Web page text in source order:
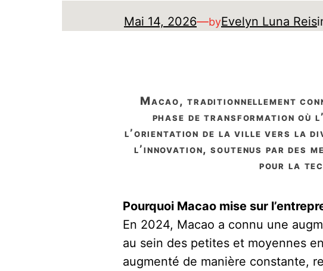
Mai 14, 2026—byEvelyn Luna Reis
macao, traditionnellement connue pour ses secteurs du jeu et du tourisme, entre dans une
phase de transformation où
l’orientation de la ville vers la
l’innovation, soutenus par des
pour la
Pourquoi Macao mise sur
En 2024, Macao a connu une
au sein des petites et moyennes
augmenté de manière constante,